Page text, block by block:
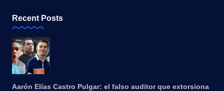
Recent Posts
Aarón Elías Castro Pulgar: el falso auditor que extorsiona